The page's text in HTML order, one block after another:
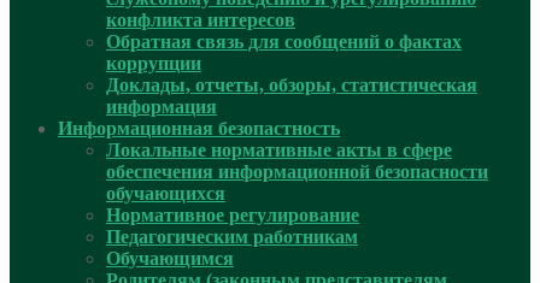
конфликта интересов
Обратная связь для сообщений о фактах
коррупции
Доклады, отчеты, обзоры, статистическая
информация
Информационная безопастность
Локальные нормативные акты в сфере
обеспечения информационной безопасности
обучающихся
Нормативное регулирование
Педагогическим работникам
Обучающимся